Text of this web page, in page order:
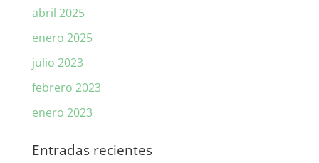
abril 2025
enero 2025
julio 2023
febrero 2023
enero 2023
Entradas recientes